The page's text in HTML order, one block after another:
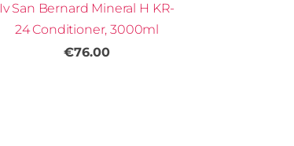
Iv San Bernard Mineral H KR-
24 Conditioner, 3000ml
€76.00